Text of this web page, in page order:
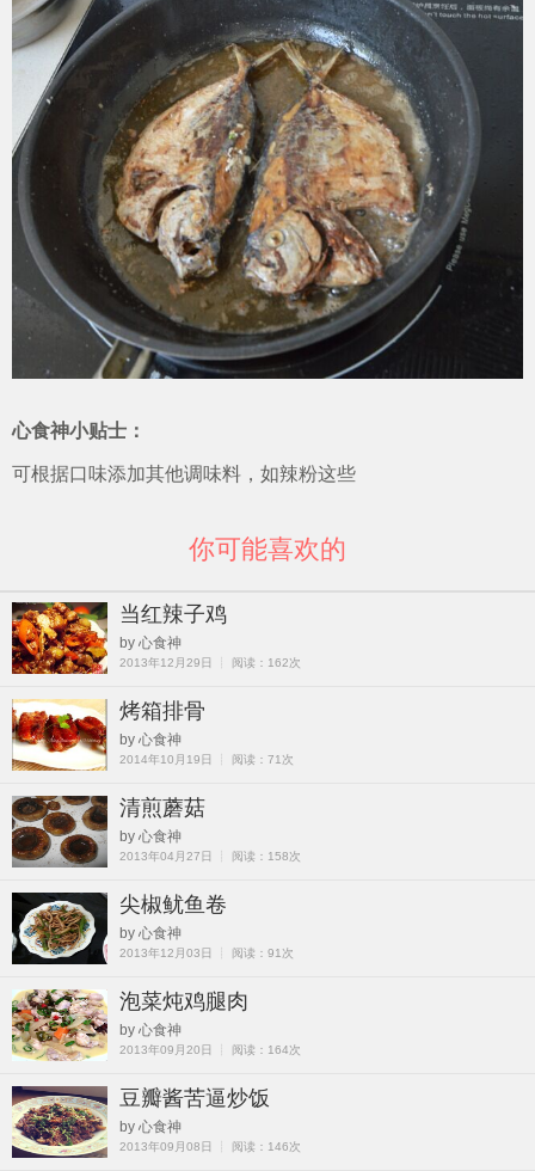
心食神小贴士：
可根据口味添加其他调味料，如辣粉这些
你可能喜欢的
当红辣子鸡
by 心食神
2013年12月29日 ┊ 阅读：162次
烤箱排骨
by 心食神
2014年10月19日 ┊ 阅读：71次
清煎蘑菇
by 心食神
2013年04月27日 ┊ 阅读：158次
尖椒鱿鱼卷
by 心食神
2013年12月03日 ┊ 阅读：91次
泡菜炖鸡腿肉
by 心食神
2013年09月20日 ┊ 阅读：164次
豆瓣酱苦逼炒饭
by 心食神
2013年09月08日 ┊ 阅读：146次